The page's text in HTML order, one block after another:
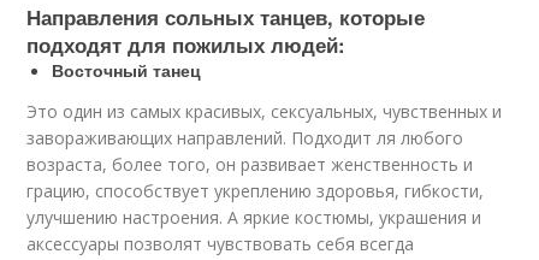
Направления сольных танцев, которые
подходят для пожилых людей:
Восточный танец
Это один из самых красивых, сексуальных, чувственных и
завораживающих направлений. Подходит ля любого
возраста, более того, он развивает женственность и
грацию, способствует укреплению здоровья, гибкости,
улучшению настроения. А яркие костюмы, украшения и
аксессуары позволят чувствовать себя всегда